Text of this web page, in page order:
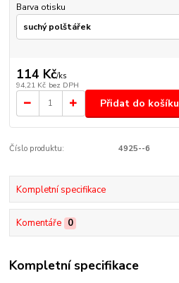
Barva otisku
114 Kč/ks
94,21 Kč bez DPH
Přidat do košíku
Číslo produktu: 4925--6
Kompletní specifikace
Komentáře 0
Kompletní specifikace